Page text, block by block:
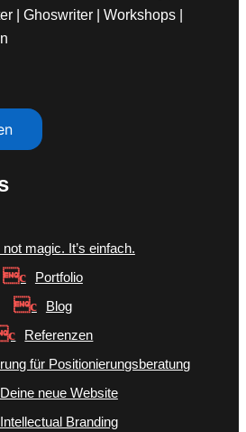
| Ghoswriter | Workshops |
not magic. It’s einfach.
Portfolio
Blog
Referenzen
für Positionierungsberatung
Deine neue Website
Intellectual Branding